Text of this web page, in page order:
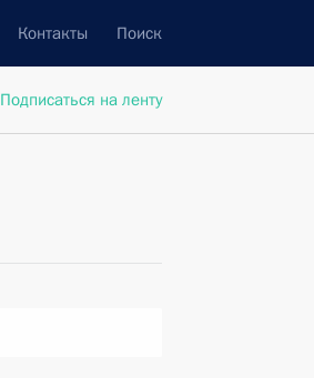
Контакты Поиск
Подписаться на ленту